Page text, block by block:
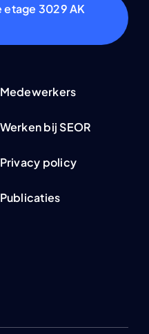
etage 3029 AK
Medewerkers
Werken bij SEOR
Privacy policy
Publicaties